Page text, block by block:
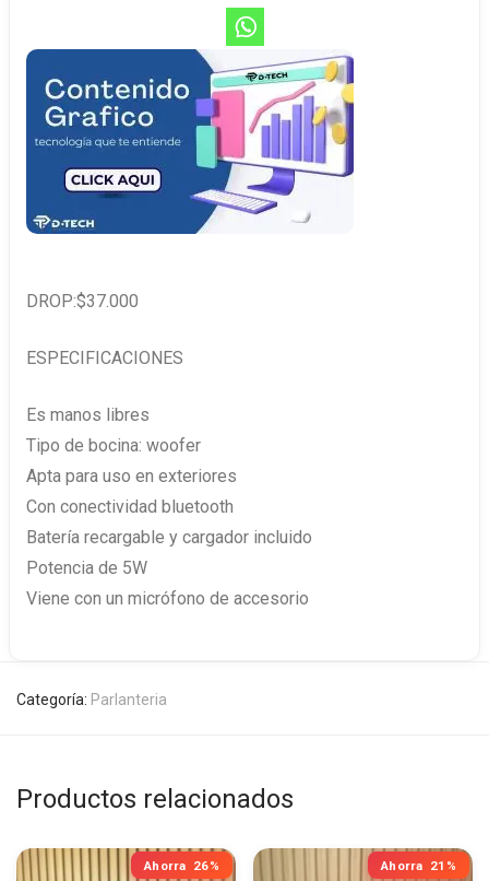
DROP:$37.000
ESPECIFICACIONES
Es manos libres
Tipo de bocina: woofer
Apta para uso en exteriores
Con conectividad bluetooth
Batería recargable y cargador incluido
Potencia de 5W
Viene con un micrófono de accesorio
Categoría: Parlanteria
Productos relacionados
Ahorra 26% Ahorra 21%